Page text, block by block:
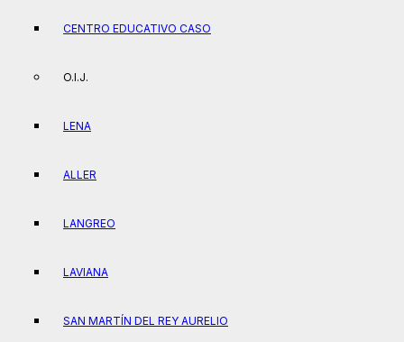
CENTRO EDUCATIVO CASO
O.I.J.
LENA
ALLER
LANGREO
LAVIANA
SAN MARTÍN DEL REY AURELIO